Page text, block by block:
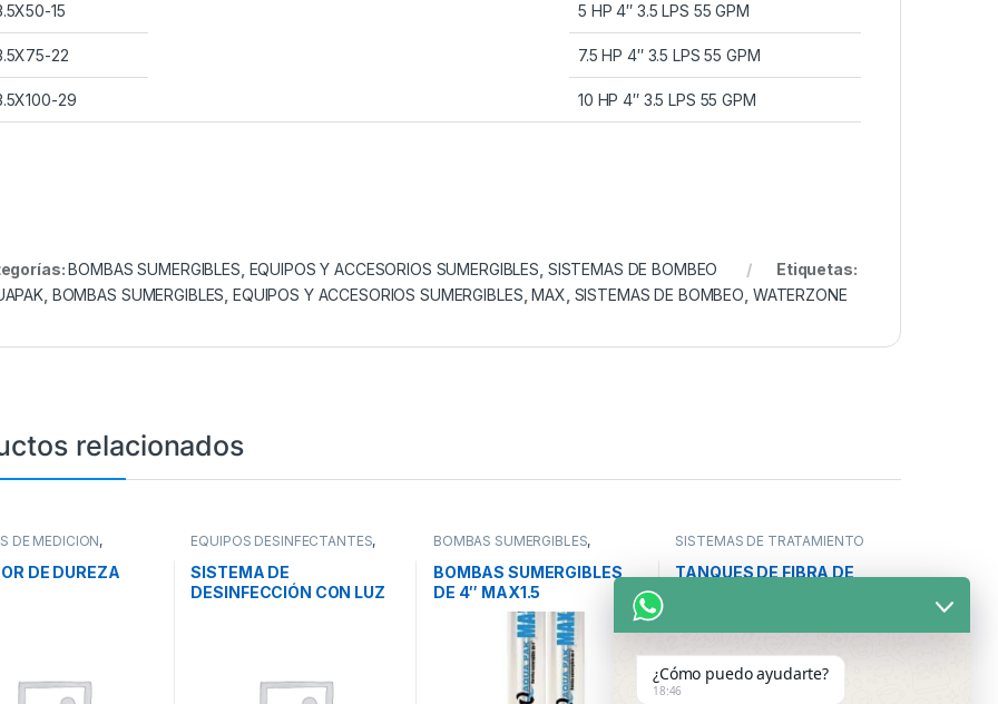
15 5 HP 4″ 3.5 LPS 55 GPM
22 7.5 HP 4″ 3.5 LPS 55 GPM
29 10 HP 4″ 3.5 LPS 55 GPM
BOMBAS SUMERGIBLES EQUIPOS Y ACCESORIOS SUMERGIBLES SISTEMAS DE BOMBEO
Etiquetas:
BOMBAS SUMERGIBLES EQUIPOS Y ACCESORIOS SUMERGIBLES ,MAX SISTEMAS DE BOMBEO WATERZONE
relacionados
DE MEDICIÓN,
DE TRATAMIENTO
DE DUREZA
EQUIPOS DESINFECTANTES,
ULTRAVIOLETA
TRATAMIENTO DE AGUA
SISTEMA DE
DESINFECCIÓN CON LUZ
BOMBAS SUMERGIBLES,
SUMERGIBLES ,SISTEMAS DE
BOMBEO
BOMBAS SUMERGIBLES
DE 4″ MAX1.5
SISTEMAS DE TRATAMIENTO
PRESIÓN,TANQUES Y
COMPONENTES
TANQUES DE FIBRA DE
¿Cómo puedo ayudarte?
18:46